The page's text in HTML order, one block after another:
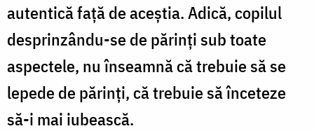
autentică faţă de aceştia. Adică, copilul
desprinzându-se de părinţi sub toate
aspectele, nu înseamnă că trebuie să se
lepede de părinţi, că trebuie să înceteze
să-i mai iubească.